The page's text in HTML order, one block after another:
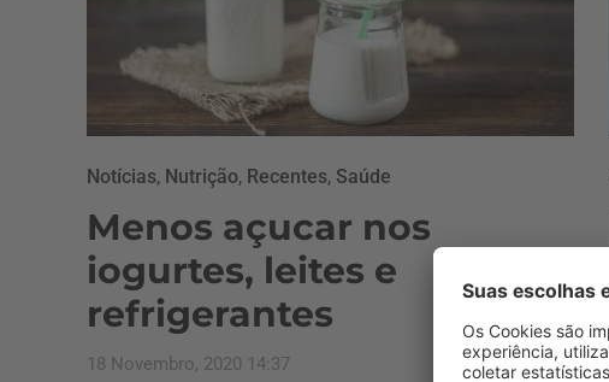
Notícias, Nutrição, Recentes, Saúde
Menos açucar nos
iogurtes, leites e
refrigerantes
18 Novembro, 2020 14:37